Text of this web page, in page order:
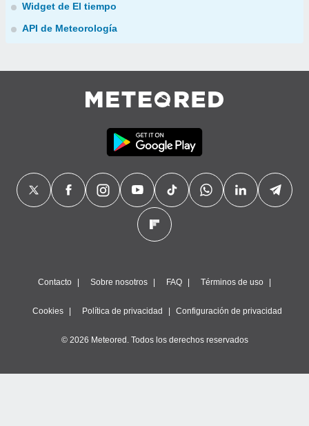
Widget de El tiempo
API de Meteorología
Contacto Sobre nosotros FAQ Términos de uso
Cookies Política de privacidad Configuración de privacidad
© 2026 Meteored. Todos los derechos reservados